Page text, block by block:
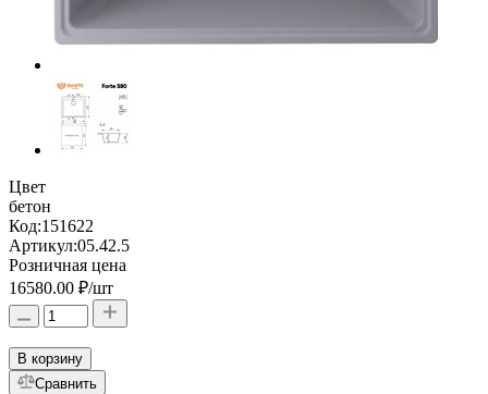
Цвет
бетон
Код:151622
Артикул:05.42.5
Розничная цена
16580.00 ₽/шт
В корзину
Сравнить